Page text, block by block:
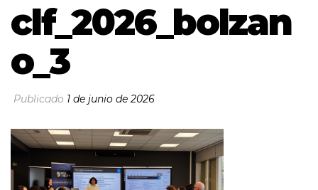
clf_2026_bolzan
o_3
Publicado 1 de junio de 2026